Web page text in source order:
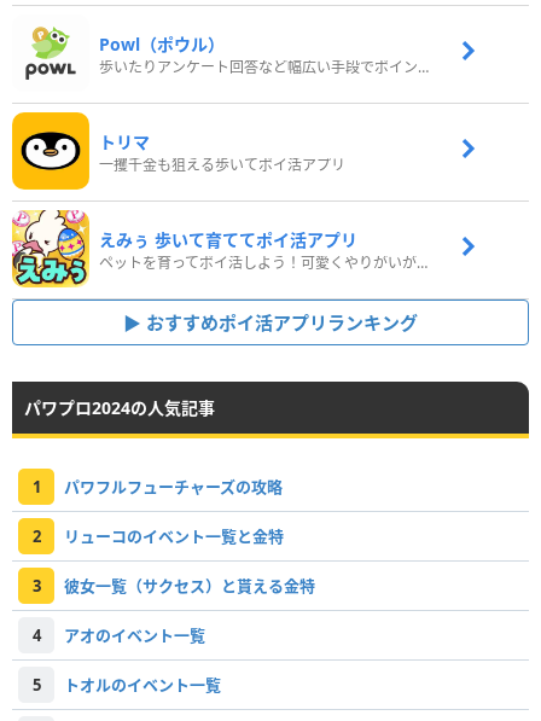
Powl（ポウル）
歩いたりアンケート回答など幅広い手段でポイントをゲット
トリマ
一攫千金も狙える歩いてポイ活アプリ
えみぅ 歩いて育ててポイ活アプリ
ペットを育ってポイ活しよう！可愛くやりがいがある新感覚アプリ
おすすめポイ活アプリランキング
パワプロ2024の人気記事
1 パワフルフューチャーズの攻略
2 リューコのイベント一覧と金特
3 彼女一覧（サクセス）と貰える金特
4 アオのイベント一覧
5 トオルのイベント一覧